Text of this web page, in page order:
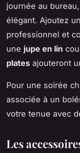
journée au
élégant. Ajoutez
professionnel et
une jupe en lin
plates ajouteront
Pour une soirée
associée à un
votre tenue avec
Les